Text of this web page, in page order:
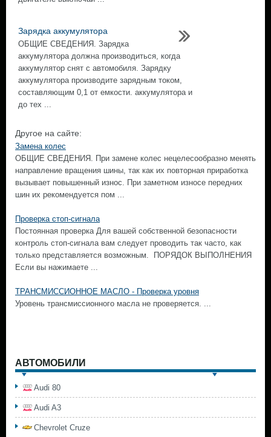
Зарядка аккумулятора
ОБЩИЕ СВЕДЕНИЯ. Зарядка
аккумулятора должна производиться, когда
аккумулятор снят с автомобиля. Зарядку
аккумулятора производите зарядным током,
составляющим 0,1 от емкости. аккумулятора и
до тех ...
Другое на сайте:
Замена колес
ОБЩИЕ СВЕДЕНИЯ. При замене колес нецелесообразно менять
направление вращения шины, так как их повторная приработка
вызывает повышенный износ. При заметном износе передних
шин их рекомендуется пом ...
Проверка стоп-сигнала
Постоянная проверка Для вашей собственной безопасности
контроль стоп-сигнала вам следует проводить так часто, как
только представляется возможным. ПОРЯДОК ВЫПОЛНЕНИЯ
Если вы нажимаете ...
ТРАНСМИССИОННОЕ МАСЛО - Проверка уровня
Уровень трансмиссионного масла не проверяется. ...
АВТОМОБИЛИ
Audi 80
Audi A3
Chevrolet Cruze